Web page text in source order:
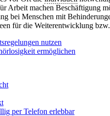
Arbeit machen Beschäftigung
bei Menschen mit
für die Weiterentwicklung
nutzen
ermöglichen
per Telefon erlebbar